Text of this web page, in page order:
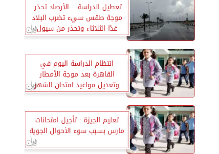
تعطيل الدراسة .. الأرصاد تحذر:
موجة طقس سيء تضرب البلاد
غدًا الثلاثاء وتحذر من سيول
ورياح قوية
انتظام الدراسة اليوم في
القاهرة بعد موجة الأمطار
وتعديل مواعيد امتحان الشهر
تعليم الجيزة : تأجيل امتحانات
مارس بسبب سوء الأحوال الجوية